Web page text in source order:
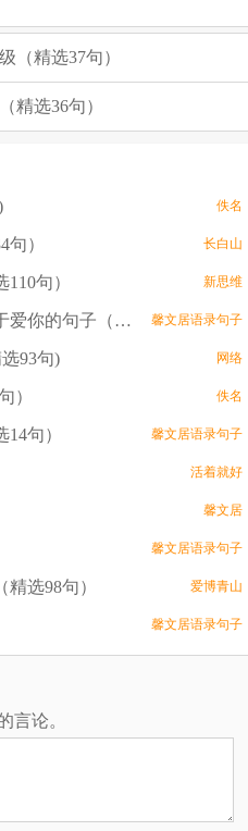
（精选37句）
精选36句）
佚名
） 长白山
句） 新思维
能熬多点时间就变成对的人关于爱你的句子（精选192句） 馨文居语录句子
93句) 网络
） 佚名
句） 馨文居语录句子
活着就好
馨文居
馨文居语录句子
选98句） 爱博青山
馨文居语录句子
言论。